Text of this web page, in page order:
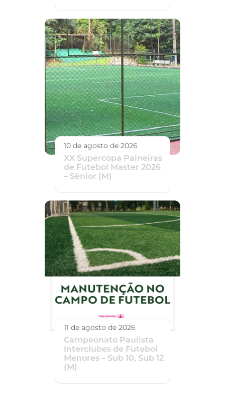
10 de agosto de 2026
XX Supercopa Paineiras
de Futebol Master 2026
– Sênior (M)
11 de agosto de 2026
Campeonato Paulista
Interclubes de Futebol
Menores – Sub 10, Sub 12
(M)